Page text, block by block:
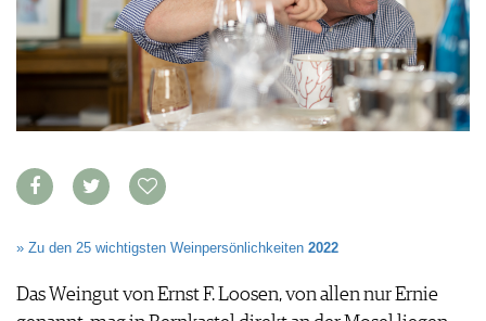
VORTEILSWELT
MEDIATHEK
VIDEOS
BÜCHER
NEWS
WEINSZENE
PORTRAITS
ARCHIV
ANMELDEN
AWARDS
VORTEILSWELT
» Zu den 25 wichtigsten Weinpersönlichkeiten 2022
Das Weingut von Ernst F. Loosen, von allen nur Ernie